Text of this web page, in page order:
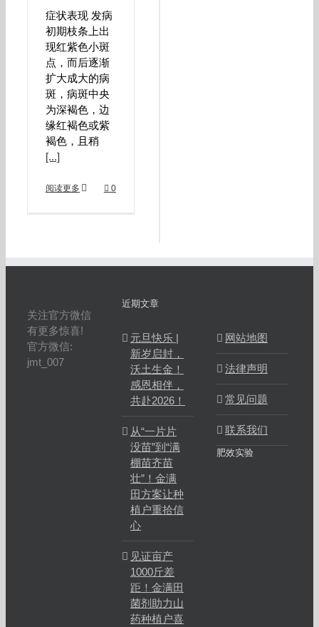
症状表现 发病
初期枝条上出
现红紫色小斑
点，而后逐渐
扩大成大的病
斑，病斑中央
为深褐色，边
缘红褐色或紫
褐色，且稍
[...]
阅读更多 0
关注官方微信
有更多惊喜!
官方微信:
jmt_007
近期文章
元旦快乐 |
新岁启封，
沃土生金！
感恩相伴，
共赴2026！
从“一片片
没苗”到“满
棚苗齐苗
壮”！金满
田方案让种
植户重拾信
心
见证亩产
1000斤差
距！金满田
菌剂助力山
药种植户喜
网站地图
法律声明
常见问题
联系我们
肥效实验